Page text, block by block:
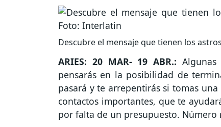
Descubre el mensaje que tienen los
ARIES: 20 MAR- 19 ABR.:
pensarás en la posibilidad de
pasará y te arrepentirás si tomas
contactos importantes, que te
por falta de un presupuesto. Número